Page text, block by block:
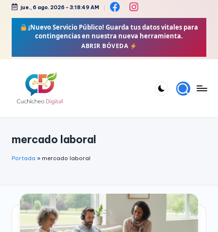
jue., 6 ago. 2026 - 3:18:49 AM
¡Nuevo Servicio Público! Guarda tus datos vitales para
contingencias en nuestra nueva herramienta.
ABRIR BÓVEDA
c
h
c
h
e
Crochet,
mercado laboral
Portada » mercado laboral